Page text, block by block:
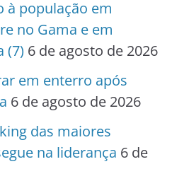
à população em
no Gama e em
(7) 6 de agosto de 2026
em enterro após
6 de agosto de 2026
das maiores
na liderança 6 de